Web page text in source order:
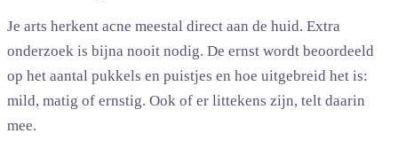
Je arts herkent acne meestal direct aan de huid. Extra
onderzoek is bijna nooit nodig. De ernst wordt beoordeeld
op het aantal pukkels en puistjes en hoe uitgebreid het is:
mild, matig of ernstig. Ook of er littekens zijn, telt daarin
mee.